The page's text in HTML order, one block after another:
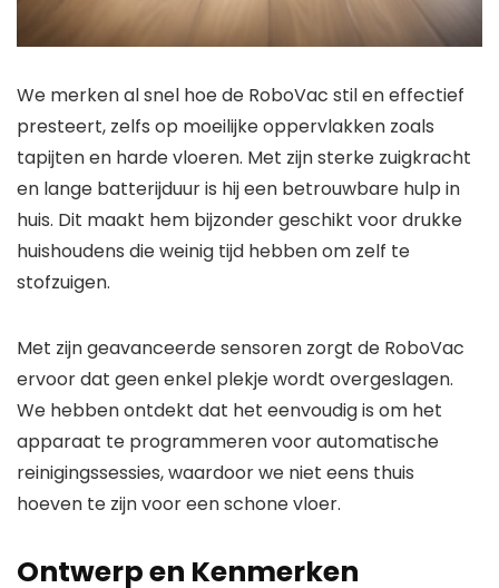
We merken al snel hoe de RoboVac stil en effectief
presteert, zelfs op moeilijke oppervlakken zoals
tapijten en harde vloeren. Met zijn sterke zuigkracht
en lange batterijduur is hij een betrouwbare hulp in
huis. Dit maakt hem bijzonder geschikt voor drukke
huishoudens die weinig tijd hebben om zelf te
stofzuigen.
Met zijn geavanceerde sensoren zorgt de RoboVac
ervoor dat geen enkel plekje wordt overgeslagen.
We hebben ontdekt dat het eenvoudig is om het
apparaat te programmeren voor automatische
reinigingssessies, waardoor we niet eens thuis
hoeven te zijn voor een schone vloer.
Ontwerp en Kenmerken